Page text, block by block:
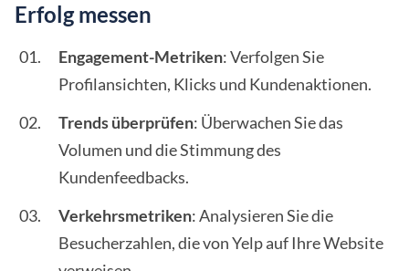
Erfolg messen
Engagement-Metriken: Verfolgen Sie
Profilansichten, Klicks und Kundenaktionen.
Trends überprüfen: Überwachen Sie das
Volumen und die Stimmung des
Kundenfeedbacks.
Verkehrsmetriken: Analysieren Sie die
Besucherzahlen, die von Yelp auf Ihre Website